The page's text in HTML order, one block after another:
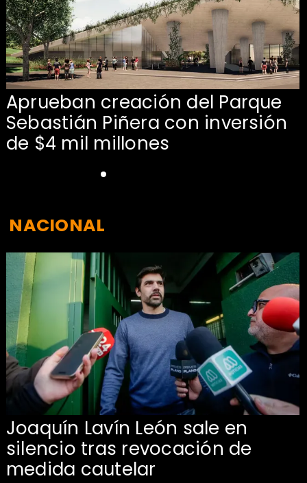
Aprueban creación del Parque
Sebastián Piñera con inversión
de $4 mil millones
Joaquín Lavín León sale en
silencio tras revocación de
medida cautelar
NACIONAL